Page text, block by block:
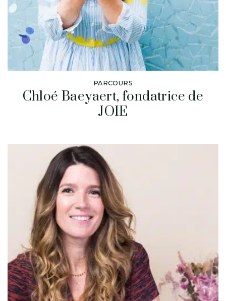
PARCOURS
Chloé Baeyaert, fondatrice de
JOIE